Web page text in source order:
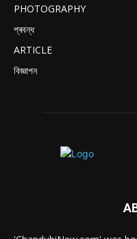
PHOTOGRAPHY
প্ৰবন্ধ
ARTICLE
বিজ্ঞাপন